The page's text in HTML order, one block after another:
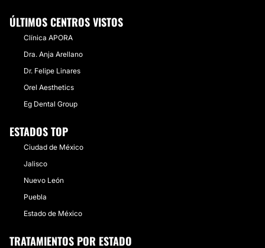
ÚLTIMOS CENTROS VISTOS
Clínica APORA
Dra. Anja Arellano
Dr. Felipe Linares
Orel Aesthetics
Eg Dental Group
ESTADOS TOP
Ciudad de México
Jalisco
Nuevo León
Puebla
Estado de México
TRATAMIENTOS POR ESTADO